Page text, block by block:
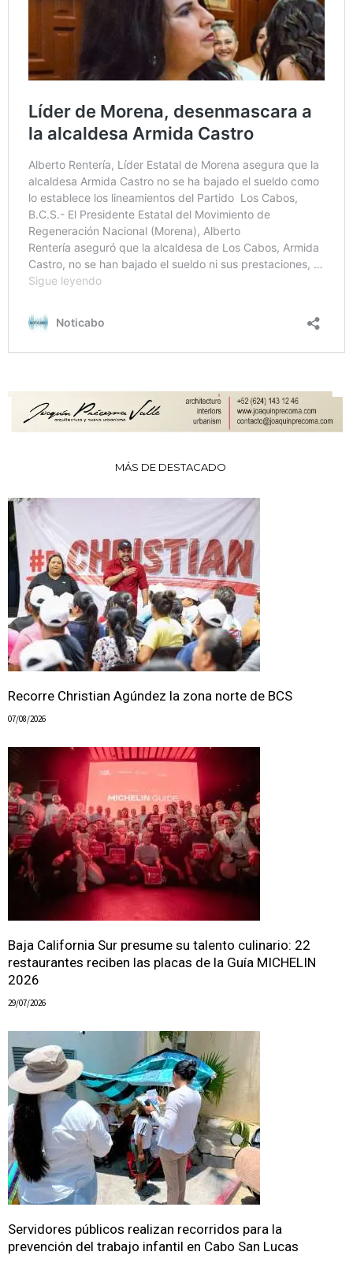
MÁS DE DESTACADO
Recorre Christian Agúndez la zona norte de BCS
07/08/2026
Baja California Sur presume su talento culinario: 22
restaurantes reciben las placas de la Guía MICHELIN
2026
29/07/2026
Servidores públicos realizan recorridos para la
prevención del trabajo infantil en Cabo San Lucas